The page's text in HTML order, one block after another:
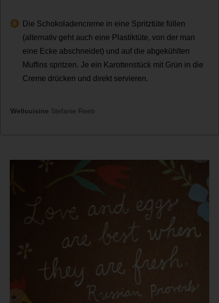
Die Schokoladencreme in eine Spritztüte füllen
(alternativ geht auch eine Plastiktüte, von der man
eine Ecke abschneidet) und auf die abgekühlten
Muffins spritzen. Je ein Karottenstück mit Grün in die
Creme drücken und direkt servieren.
Wellcuisine Stefanie Reeb